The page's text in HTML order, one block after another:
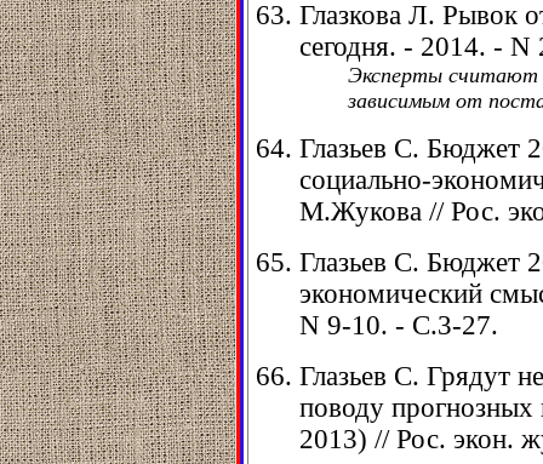
Глазкова Л. Рывок
сегодня. - 2014. -
Эксперты считают
зависимым от
Глазьев С. Бюджет
социально-
М.Жукова // Рос.
Глазьев С. Бюджет
экономический
N 9-10. - С.3-27.
Глазьев С. Грядут
поводу
2013) // Рос. экон.